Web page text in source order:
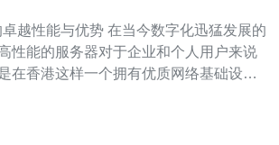
越性能与优势 在当今数字化迅猛发展的
性能的服务器对于企业和个人用户来说
在香港这样一个拥有优质网络基础设施
选。本文将深入探讨香港i3d服务器的性